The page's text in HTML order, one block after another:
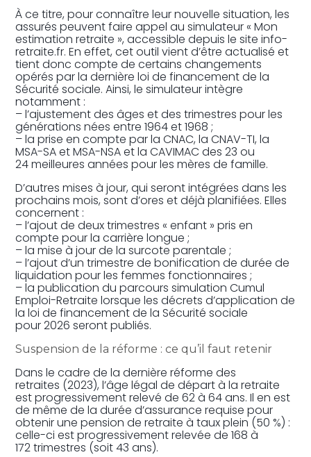
À ce titre, pour connaître leur nouvelle situation, les
assurés peuvent faire appel au simulateur « Mon
estimation retraite », accessible depuis le site info-
retraite.fr. En effet, cet outil vient d’être actualisé et
tient donc compte de certains changements
opérés par la dernière loi de financement de la
Sécurité sociale. Ainsi, le simulateur intègre
notamment :
– l’ajustement des âges et des trimestres pour les
générations nées entre 1964 et 1968 ;
– la prise en compte par la CNAC, la CNAV-TI, la
MSA-SA et MSA-NSA et la CAVIMAC des 23 ou
24 meilleures années pour les mères de famille.
D’autres mises à jour, qui seront intégrées dans les
prochains mois, sont d’ores et déjà planifiées. Elles
concernent :
– l’ajout de deux trimestres « enfant » pris en
compte pour la carrière longue ;
– la mise à jour de la surcote parentale ;
– l’ajout d’un trimestre de bonification de durée de
liquidation pour les femmes fonctionnaires ;
– la publication du parcours simulation Cumul
Emploi-Retraite lorsque les décrets d’application de
la loi de financement de la Sécurité sociale
pour 2026 seront publiés.
Suspension de la réforme : ce qu’il faut retenir
Dans le cadre de la dernière réforme des
retraites (2023), l’âge légal de départ à la retraite
est progressivement relevé de 62 à 64 ans. Il en est
de même de la durée d’assurance requise pour
obtenir une pension de retraite à taux plein (50 %) :
celle-ci est progressivement relevée de 168 à
172 trimestres (soit 43 ans).